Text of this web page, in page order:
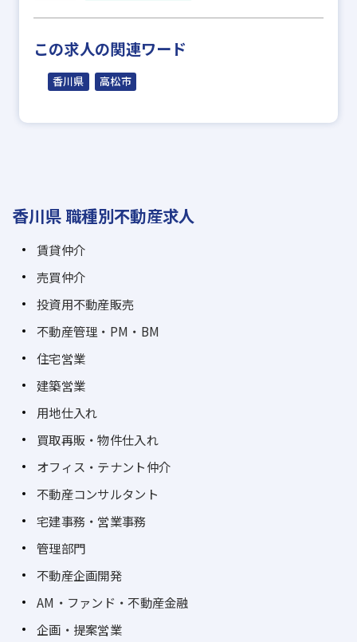
この求人の関連ワード
香川県 高松市
香川県 職種別不動産求人
賃貸仲介
売買仲介
投資用不動産販売
不動産管理・PM・BM
住宅営業
建築営業
用地仕入れ
買取再販・物件仕入れ
オフィス・テナント仲介
不動産コンサルタント
宅建事務・営業事務
管理部門
不動産企画開発
AM・ファンド・不動産金融
企画・提案営業